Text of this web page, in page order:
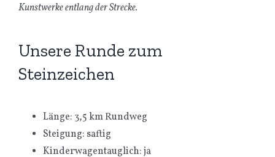
Kunstwerke entlang der Strecke.
Unsere Runde zum
Steinzeichen
Länge: 3,5 km Rundweg
Steigung: saftig
Kinderwagentauglich: ja